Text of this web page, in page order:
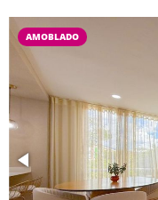
AMOBLADO